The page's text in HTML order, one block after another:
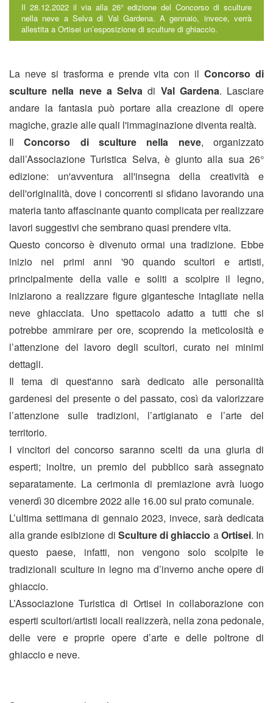
Il 28.12.2022 il via alla 26° edizione del Concorso di sculture
nella neve a Selva di Val Gardena. A gennaio, invece, verrà
allestita a Ortisei un’esposizione di sculture di ghiaccio.
La neve si trasforma e prende vita con il Concorso di
sculture nella neve a Selva di Val Gardena. Lasciare
andare la fantasia può portare alla creazione di opere
magiche, grazie alle quali l'immaginazione diventa realtà.
Il
Concorso di sculture nella neve, organizzato
dall’Associazione Turistica Selva, è giunto alla sua 26°
edizione: un'avventura all'insegna della creatività e
dell'originalità, dove i concorrenti si sfidano lavorando una
materia tanto affascinante quanto complicata per realizzare
lavori suggestivi che sembrano quasi prendere vita.
Questo concorso è divenuto ormai una tradizione. Ebbe
inizio nei primi anni '90 quando scultori e artisti,
principalmente della valle e soliti a scolpire il legno,
iniziarono a realizzare figure gigantesche intagliate nella
neve ghiacciata. Uno spettacolo adatto a tutti che si
potrebbe ammirare per ore, scoprendo la meticolosità e
l’attenzione del lavoro degli scultori, curato nei minimi
dettagli.
Il tema di quest'anno sarà dedicato alle personalità
gardenesi del presente o del passato, così da valorizzare
l’attenzione sulle tradizioni, l’artigianato e l’arte del
territorio.
I vincitori del concorso saranno scelti da una giuria di
esperti; inoltre, un premio del pubblico sarà assegnato
separatamente. La cerimonia di premiazione avrà luogo
venerdì 30 dicembre 2022 alle 16.00 sul prato comunale.
L’ultima settimana di gennaio 2023, invece, sarà dedicata
alla grande esibizione di Sculture di ghiaccio aOrtisei. In
questo paese, infatti, non vengono solo scolpite le
tradizionali sculture in legno ma d’inverno anche opere di
ghiaccio.
L’Associazione Turistica di Ortisei in collaborazione con
esperti scultori/artisti locali realizzerà, nella zona pedonale,
delle vere e proprie opere d’arte e delle poltrone di
ghiaccio e neve.